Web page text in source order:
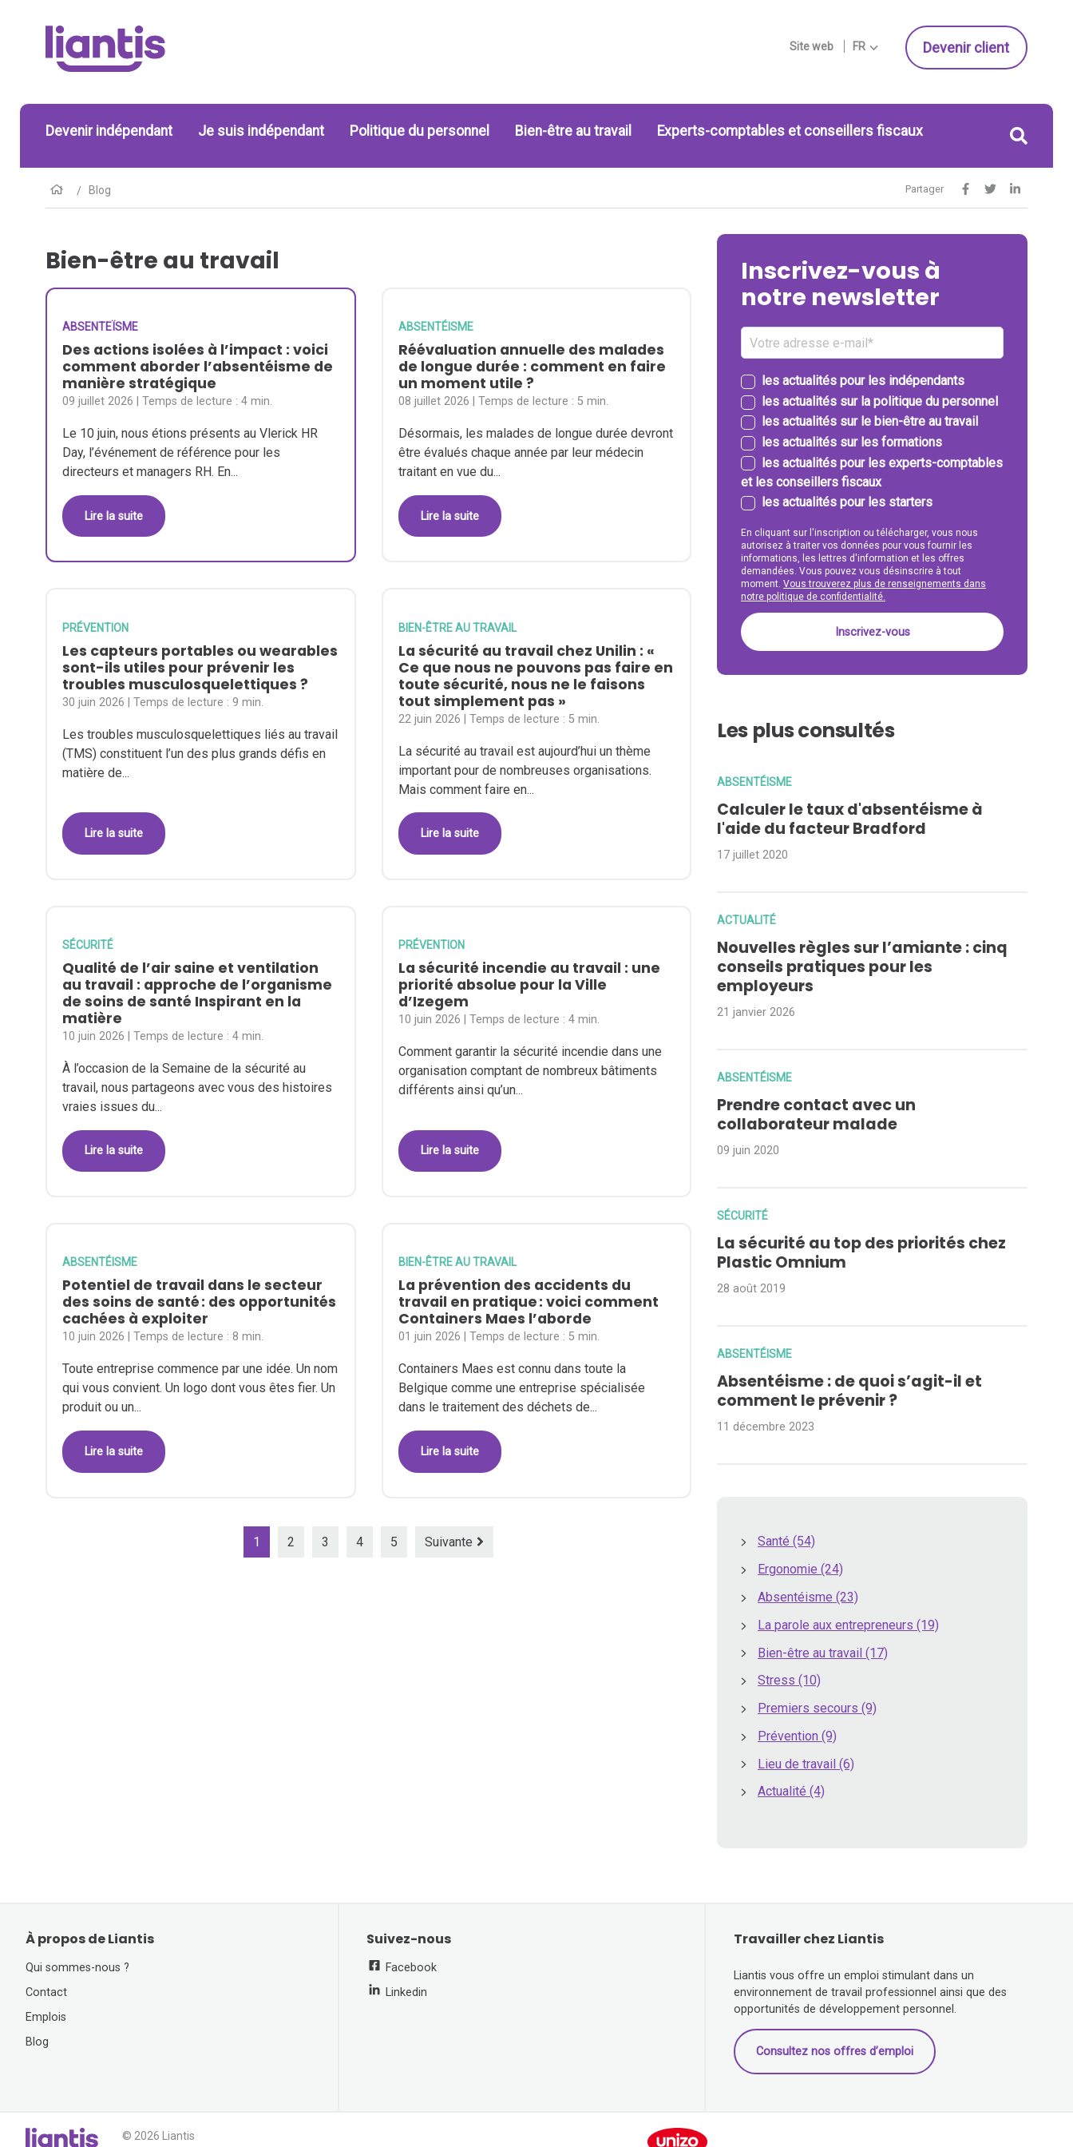
Site web FR Devenir client
Devenir indépendant Je suis indépendant Politique du personnel Bien-être au travail Experts-comptables et conseillers fiscaux
Blog Partager
Bien-être au travail
ABSENTEÏSME
Des actions isolées à l’impact : voici
comment aborder l’absentéisme de
manière stratégique
09 juillet 2026 | Temps de lecture :4 min.
Le 10 juin, nous étions présents au Vlerick HR
Day, l’événement de référence pour les
directeurs et managers RH. En...
Lire la suite
ABSENTÉISME
Réévaluation annuelle des malades
de longue durée : comment en faire
un moment utile ?
08 juillet 2026 | Temps de lecture : 5 min.
Désormais, les malades de longue durée devront
être évalués chaque année par leur médecin
traitant en vue du...
Lire la suite
PRÉVENTION
Les capteurs portables ou wearables
sont-ils utiles pour prévenir les
troubles musculosquelettiques ?
30 juin 2026 | Temps de lecture :9 min.
Les troubles musculosquelettiques liés au travail
(TMS) constituent l’un des plus grands défis en
matière de...
Lire la suite
BIEN-ÊTRE AU TRAVAIL
La sécurité au travail chez Unilin : «
Ce que nous ne pouvons pas faire en
toute sécurité, nous ne le faisons
tout simplement pas »
22 juin 2026 | Temps de lecture : 5 min.
La sécurité au travail est aujourd’hui un thème
important pour de nombreuses organisations.
Mais comment faire en...
Lire la suite
SÉCURITÉ
Qualité de l’air saine et ventilation
au travail : approche de l’organisme
de soins de santé Inspirant en la
matière
10 juin 2026 | Temps de lecture :4 min.
À l’occasion de la Semaine de la sécurité au
travail, nous partageons avec vous des histoires
vraies issues du...
Lire la suite
PRÉVENTION
La sécurité incendie au travail : une
priorité absolue pour la Ville
d’Izegem
10 juin 2026 | Temps de lecture : 4 min.
Comment garantir la sécurité incendie dans une
organisation comptant de nombreux bâtiments
différents ainsi qu’un...
Lire la suite
ABSENTÉISME
Potentiel de travail dans le secteur
des soins de santé : des opportunités
cachées à exploiter
10 juin 2026 | Temps de lecture : 8 min.
Toute entreprise commence par une idée. Un nom
qui vous convient. Un logo dont vous êtes fier. Un
produit ou un...
Lire la suite
BIEN-ÊTRE AU TRAVAIL
La prévention des accidents du
travail en pratique : voici comment
Containers Maes l’aborde
01 juin 2026 | Temps de lecture : 5 min.
Containers Maes est connu dans toute la
Belgique comme une entreprise spécialisée
dans le traitement des déchets de...
Lire la suite
1 2 3 4 5 Suivante
Inscrivez-vous à
notre newsletter
les actualités pour les indépendants
les actualités sur la politique du personnel
les actualités sur le bien-être au travail
les actualités sur les formations
les actualités pour les experts-comptables
et les conseillers fiscaux
les actualités pour les starters
En cliquant sur l'inscription ou télécharger, vous nous
autorisez à traiter vos données pour vous fournir les
informations, les lettres d'information et les offres
demandées. Vous pouvez vous désinscrire à tout
moment.Vous trouverez plus de renseignements dans
notre politique de confidentialité.
Les plus consultés
ABSENTÉISME
Calculer le taux d'absentéisme à
l'aide du facteur Bradford
17 juillet 2020
ACTUALITÉ
Nouvelles règles sur l’amiante : cinq
conseils pratiques pour les
employeurs
21 janvier 2026
ABSENTÉISME
Prendre contact avec un
collaborateur malade
09 juin 2020
SÉCURITÉ
La sécurité au top des priorités chez
Plastic Omnium
28 août 2019
ABSENTÉISME
Absentéisme : de quoi s’agit-il et
comment le prévenir ?
11 décembre 2023
Santé(54)
Ergonomie(24)
Absentéisme(23)
La parole aux entrepreneurs(19)
Bien-être au travail(17)
Stress(10)
Premiers secours(9)
Prévention(9)
Lieu de travail(6)
Actualité(4)
À propos de Liantis
Qui sommes-nous ?
Contact
Emplois
Blog
Suivez-nous
Facebook
Linkedin
Travailler chez Liantis
Liantis vous offre un emploi stimulant dans un
environnement de travail professionnel ainsi que des
opportunités de développement personnel.
Consultez nos offres d’emploi
© 2026 Liantis